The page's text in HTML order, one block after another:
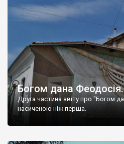
Богом дана
Друга частина звіту про "Богом
насиченою ніж перша.